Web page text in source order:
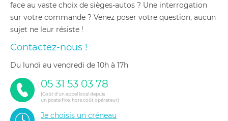
face au vaste choix de sièges-autos ? Une interrogation
sur votre commande ? Venez poser votre question, aucun
sujet ne leur résiste !
Contactez-nous !
du lundi au vendredi de 10h à 17h
05 31 53 03 78
(Coût d'un appel local depuis
un poste fixe, hors coût opérateur)
Je choisis un créneau